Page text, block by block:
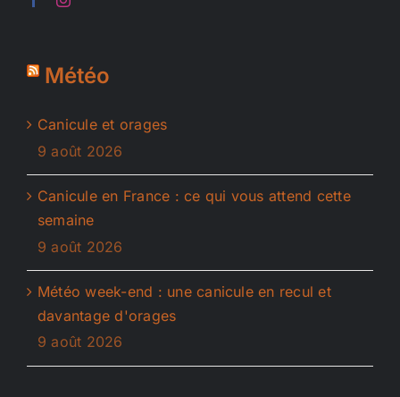
Météo
Canicule et orages
9 août 2026
Canicule en France : ce qui vous attend cette
semaine
9 août 2026
Météo week-end : une canicule en recul et
davantage d'orages
9 août 2026